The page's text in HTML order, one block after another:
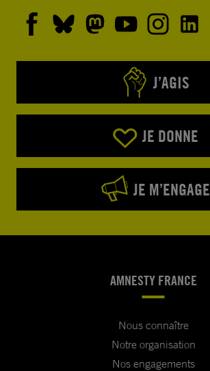
J’AGIS
JE DONNE
JE M’ENGAGE
AMNESTY FRANCE
Nous connaître
Notre organisation
Nos engagements